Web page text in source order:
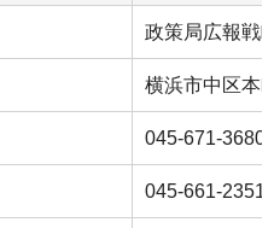
政策局広報戦
横浜市中区本
045-671-3680
045-661-2351